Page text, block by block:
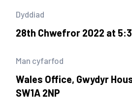
Dyddiad
28th Chwefror 2022 at
Man cyfarfod
Wales Office, Gwydyr
SW1A 2NP